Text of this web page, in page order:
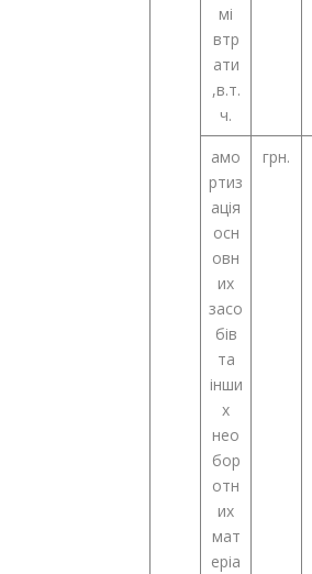
мі
втр
ати
,в.т.
ч.
амо
ртиз
ація
осн
овн
их
засо
бів
та
інши
х
нео
бор
отн
их
мат
еріа
грн.